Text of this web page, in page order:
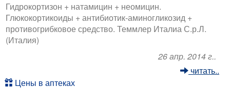
Гидрокортизон + натамицин + неомицин.
Глюкокортикоиды + антибиотик-аминогликозид +
противогрибковое средство. Теммлер Италиа С.р.Л.
(Италия)
26 апр. 2014 г..
читать..
Цены в аптеках